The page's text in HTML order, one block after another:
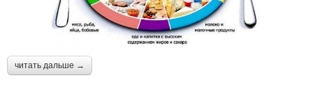
читать дальше →